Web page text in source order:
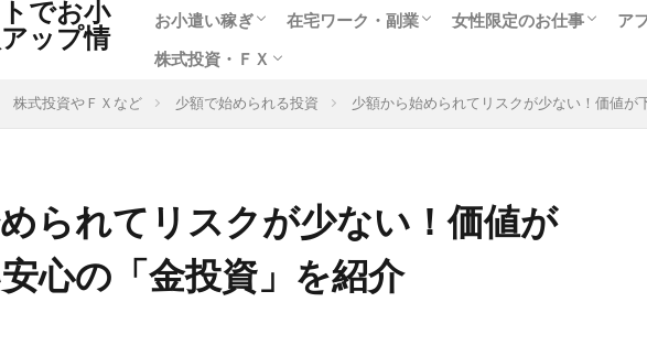
お小遣い稼ぎ
人気のポイントサイト
アンケートモニター
ゲームや懸賞で稼ぐ
在宅ワーク・副業 女性限定のお仕事 ア
株式投資・ＦＸ
格安ネット証券会社
ネット売買の特徴は
株式投資実践編
ＦＸ投資超入門
株式投資やＦＸなど 少額で始められる投資 少額から始められてリスクが少ない！価値が
られてリスクが少ない！価値が
心の「金投資」を紹介